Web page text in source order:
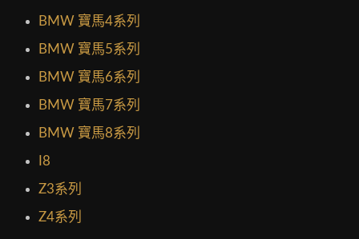
BMW 寶馬4系列
BMW 寶馬5系列
BMW 寶馬6系列
BMW 寶馬7系列
BMW 寶馬8系列
I8
Z3系列
Z4系列